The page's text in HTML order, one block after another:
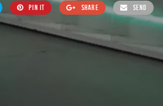
PIN IT SHARE SEND